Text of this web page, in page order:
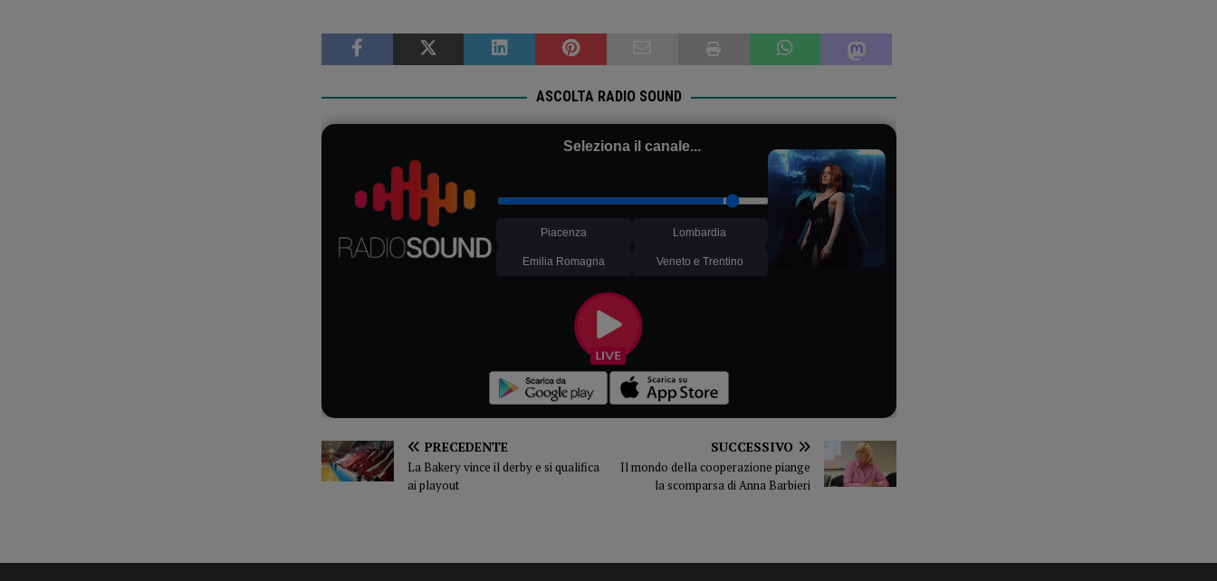
ASCOLTA RADIO SOUND
Seleziona il canale...
Piacenza Lombardia
Emilia Romagna Veneto e Trentino
PRECEDENTE
La Bakery vince il derby e si qualifica
ai playout
SUCCESSIVO
Il mondo della cooperazione piange
la scomparsa di Anna Barbieri